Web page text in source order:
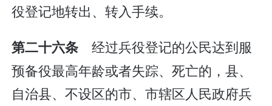
役登记地转出、转入手续。
第二十六条经过兵役登记的公民达到服
预备役最高年龄或者失踪、死亡的，县、
自治县、不设区的市、市辖区人民政府兵